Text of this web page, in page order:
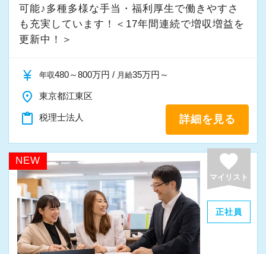
可能♪多種多様な手当・福利厚生で働きやすさ
も充実しています！＜17年間連続で増収増益を
更新中！＞
currency_yen 年収480～800万円 / 月給35万円～
place 東京都江東区
content_paste 税理士法人 詳細を見る
NEW favorite
マイリスト
正社員